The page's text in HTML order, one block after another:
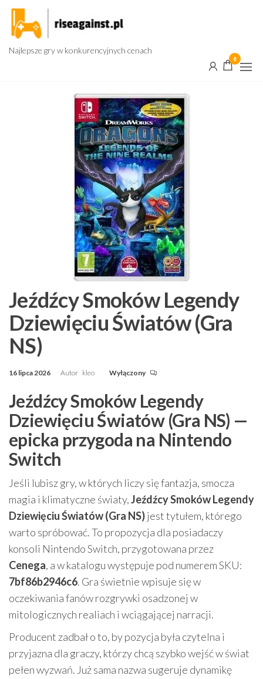
Przejdź
treści
Najlepsze gry w konkurencyjnych cenach
0
Jeźdźcy Smoków Legendy
Dziewięciu Światów (Gra
NS)
16 lipca 2026 Autor kleo Wyłączony
Jeźdźcy Smoków Legendy
Dziewięciu Światów (Gra NS) —
epicka przygoda na Nintendo
Switch
Jeśli lubisz gry, w których liczy się fantazja, smocza
magia i klimatyczne światy,Jeźdźcy Smoków Legendy
Dziewięciu Światów (Gra NS)jest tytułem, którego
warto spróbować. To propozycja dla posiadaczy
konsoli Nintendo Switch, przygotowana przez
Cenega, a w katalogu występuje pod numerem SKU:
7bf86b2946c6. Gra świetnie wpisuje się w
oczekiwania fanów rozgrywki osadzonej w
mitologicznych realiach i wciągającej narracji.
Producent zadbał o to, by pozycja była czytelna i
przyjazna dla graczy, którzy chcą szybko wejść w świat
pełen wyzwań. Już sama nazwa sugeruje dynamikę